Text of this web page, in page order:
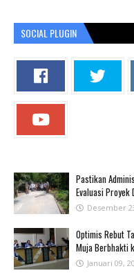
SOCIAL PLUGIN
Pastikan
Evaluasi Proyek
Desember
Optimis Rebut
Muja Berbhakti
Januari 09,